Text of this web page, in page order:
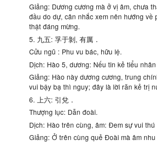
Giảng: Dương cương mà ở vị âm, chưa
đầu do dự, cân nhắc xem nên hướng
thật đáng mừng.
5. 九五: 孚于剝, 有厲．
Cửu ngũ : Phu vu bác, hữu lệ.
Dịch: Hào 5, dương: Nếu tin kẻ tiểu
Giảng: Hào này dương cương, trung
vui bậy bạ thì nguy; đây là lời răn kẻ trị
6. 上六: 引兌．
Thượng lục: Dẫn đoài.
Dịch: Hào trên cùng, âm: Đem sự vui thú
Giảng: Ở trên cùng quẻ Đoài mà âm